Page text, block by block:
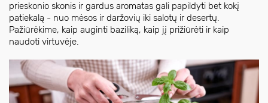
prieskonio skonis ir gardus aromatas gali papildyti bet kokį
patiekalą - nuo mėsos ir daržovių iki salotų ir desertų.
Pažiūrėkime, kaip auginti baziliką, kaip jį prižiūrėti ir kaip
naudoti virtuvėje.